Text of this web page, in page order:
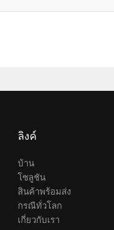
ลิงค์
บ้าน
โซลูชัน
สินค้าพร้อมส่ง
กรณีทั่วโลก
เกี่ยวกับเรา